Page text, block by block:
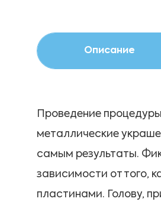
Описание
Проведение
металлические
самым результаты.
зависимости от того,
пластинами. Голову,